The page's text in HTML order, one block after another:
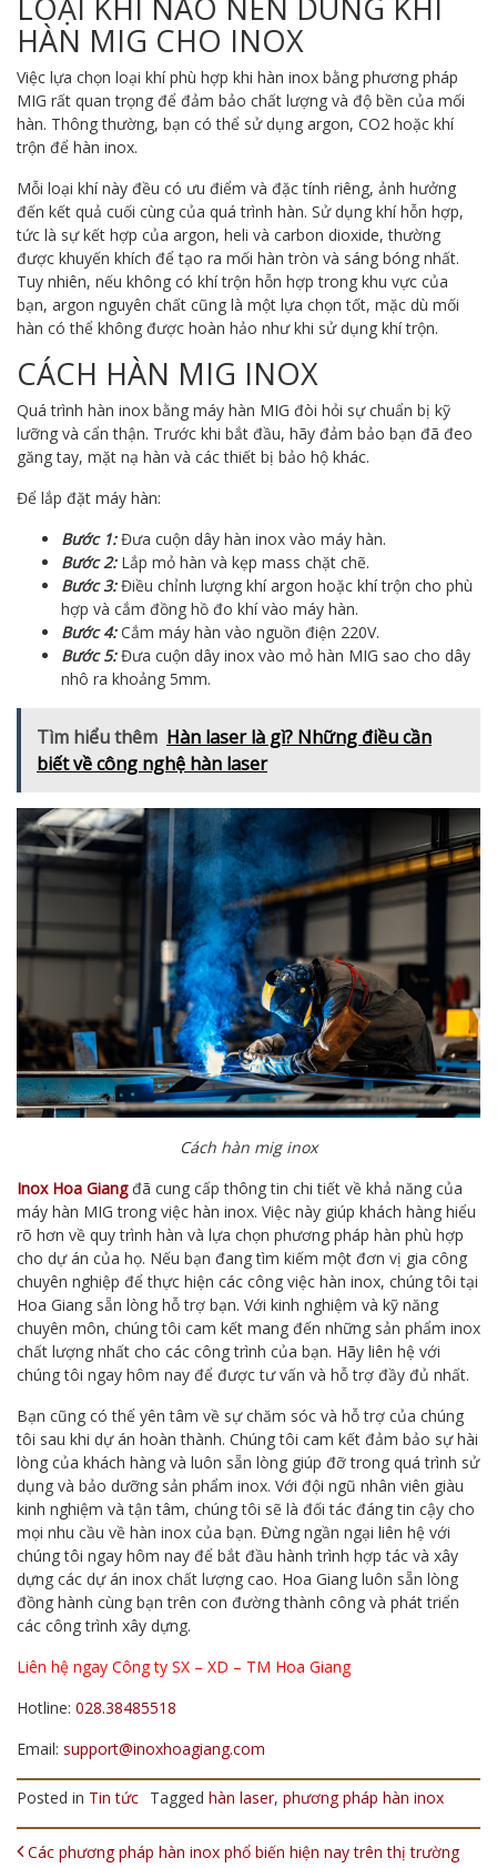
LOẠI KHÍ NÀO NÊN DÙNG KHI
HÀN MIG CHO INOX
Việc lựa chọn loại khí phù hợp khi hàn inox bằng phương pháp
MIG rất quan trọng để đảm bảo chất lượng và độ bền của mối
hàn. Thông thường, bạn có thể sử dụng argon, CO2 hoặc khí
trộn để hàn inox.
Mỗi loại khí này đều có ưu điểm và đặc tính riêng, ảnh hưởng
đến kết quả cuối cùng của quá trình hàn. Sử dụng khí hỗn hợp,
tức là sự kết hợp của argon, heli và carbon dioxide, thường
được khuyến khích để tạo ra mối hàn tròn và sáng bóng nhất.
Tuy nhiên, nếu không có khí trộn hỗn hợp trong khu vực của
bạn, argon nguyên chất cũng là một lựa chọn tốt, mặc dù mối
hàn có thể không được hoàn hảo như khi sử dụng khí trộn.
CÁCH HÀN MIG INOX
Quá trình hàn inox bằng máy hàn MIG đòi hỏi sự chuẩn bị kỹ
lưỡng và cẩn thận. Trước khi bắt đầu, hãy đảm bảo bạn đã đeo
găng tay, mặt nạ hàn và các thiết bị bảo hộ khác.
Để lắp đặt máy hàn:
Bước 1: Đưa cuộn dây hàn inox vào máy hàn.
Bước 2: Lắp mỏ hàn và kẹp mass chặt chẽ.
Bước 3: Điều chỉnh lượng khí argon hoặc khí trộn cho phù
hợp và cắm đồng hồ đo khí vào máy hàn.
Bước 4: Cắm máy hàn vào nguồn điện 220V.
Bước 5:Đưa cuộn dây inox vào mỏ hàn MIG sao cho dây
nhô ra khoảng 5mm.
Tìm hiểu thêm Hàn laser là gì? Những điều cần
biết về công nghệ hàn laser
Cách hàn mig inox
Inox Hoa Giangđã cung cấp thông tin chi tiết về khả năng của
máy hàn MIG trong việc hàn inox. Việc này giúp khách hàng hiểu
rõ hơn về quy trình hàn và lựa chọn phương pháp hàn phù hợp
cho dự án của họ. Nếu bạn đang tìm kiếm một đơn vị gia công
chuyên nghiệp để thực hiện các công việc hàn inox, chúng tôi tại
Hoa Giang sẵn lòng hỗ trợ bạn. Với kinh nghiệm và kỹ năng
chuyên môn, chúng tôi cam kết mang đến những sản phẩm inox
chất lượng nhất cho các công trình của bạn. Hãy liên hệ với
chúng tôi ngay hôm nay để được tư vấn và hỗ trợ đầy đủ nhất.
Bạn cũng có thể yên tâm về sự chăm sóc và hỗ trợ của chúng
tôi sau khi dự án hoàn thành. Chúng tôi cam kết đảm bảo sự hài
lòng của khách hàng và luôn sẵn lòng giúp đỡ trong quá trình sử
dụng và bảo dưỡng sản phẩm inox. Với đội ngũ nhân viên giàu
kinh nghiệm và tận tâm, chúng tôi sẽ là đối tác đáng tin cậy cho
mọi nhu cầu về hàn inox của bạn. Đừng ngần ngại liên hệ với
chúng tôi ngay hôm nay để bắt đầu hành trình hợp tác và xây
dựng các dự án inox chất lượng cao. Hoa Giang luôn sẵn lòng
đồng hành cùng bạn trên con đường thành công và phát triển
các công trình xây dựng.
Liên hệ ngay Công ty SX – XD – TM Hoa Giang
Hotline: 028.38485518
Email: support@inoxhoagiang.com
Posted in Tin tức Tagged hàn laser, phương pháp hàn inox
POST NAVIGATION
Các phương pháp hàn inox phổ biến hiện nay trên thị trường